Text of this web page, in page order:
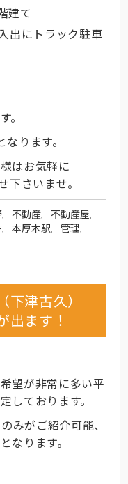
建て
出にトラック駐車
。
ります。
様はお気軽に
さいませ。
不動産 不動産屋
本厚木駅 管理
下津古久）
出ます！
望が非常に多い平
しております。
みがご紹介可能、
なります。